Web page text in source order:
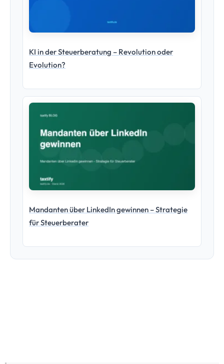
KI in der Steuerberatung – Revolution oder
Evolution?
Mandanten über LinkedIn gewinnen – Strategie
für Steuerberater